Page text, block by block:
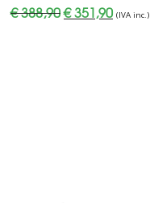
€388,90Il
prezzo
€351,90Il
prezzo
(IVA inc.)